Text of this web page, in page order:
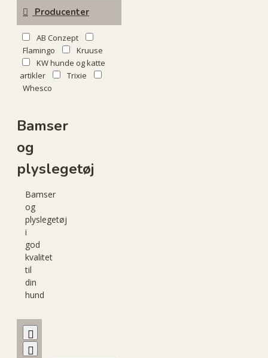
Producenter
AB Conzept
Flamingo
Kruuse
KW hunde og katte
artikler
Trixie
Whesco
Bamser
og
plyslegetøj
Bamser
og
plyslegetøj
i
god
kvalitet
til
din
hund